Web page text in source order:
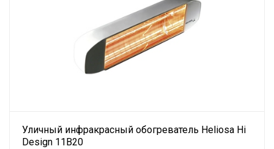
Уличный инфракрасный обогреватель Heliosa Hi
Design 11B20